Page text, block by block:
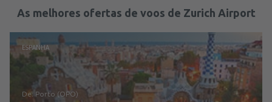
As melhores ofertas de voos de Zurich Airport
ESPANHA
de: Porto (OPO)